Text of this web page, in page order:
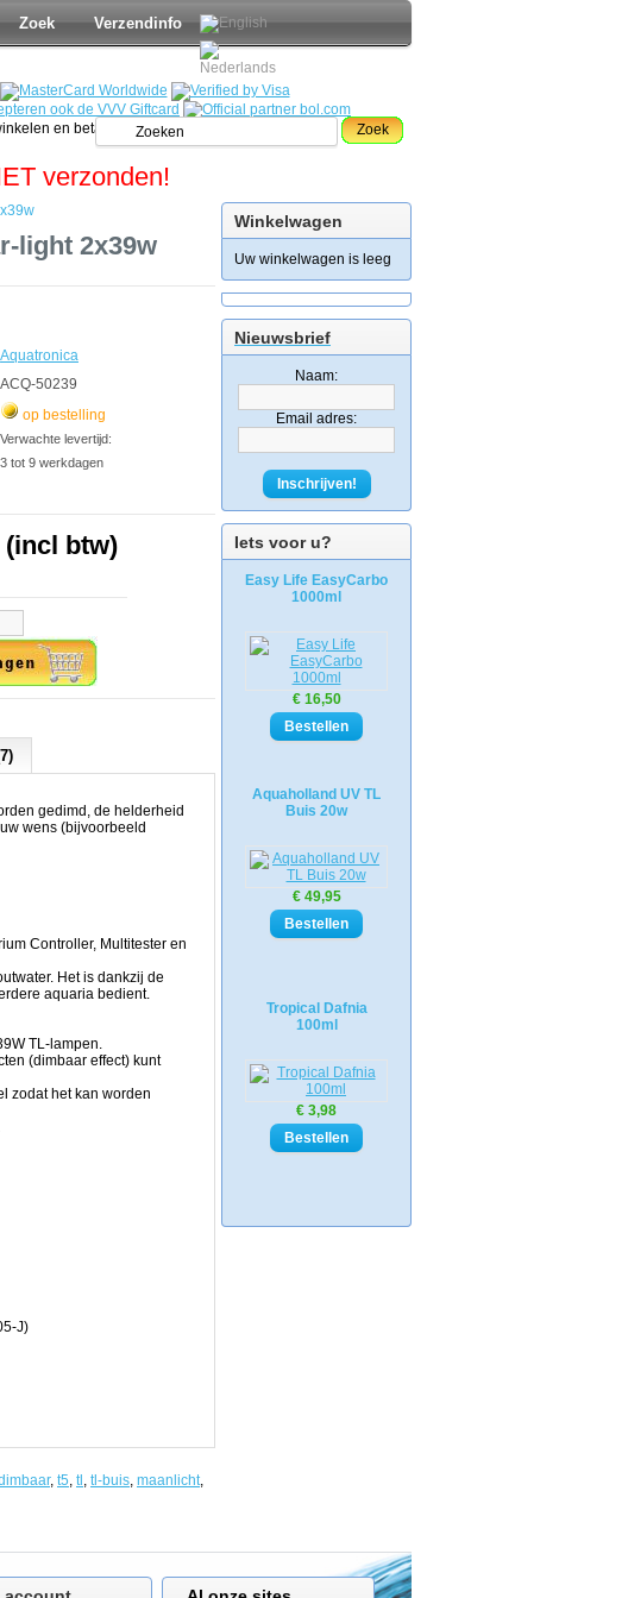
Zoek Verzendinfo
Zoek
verzonden!
Winkelwagen
Uw winkelwagen is leeg
Nieuwsbrief
Naam:
Email adres:
Inschrijven!
Iets voor u?
Easy Life EasyCarbo
1000ml
€ 16,50
Aquaholland UV TL
Buis 20w
€ 49,95
Tropical Dafnia
100ml
€ 3,98
light 2x39w
Aquatronica
ACQ-50239
op bestelling
Verwachte levertijd:
3 tot 9 werkdagen
(incl btw)
gedimd, de helderheid
wens (bijvoorbeeld
Controller, Multitester en
Het is dankzij de
aquaria bedient.
TL-lampen.
(dimbaar effect) kunt
zodat het kan worden
J)
, t5, tl , tl-buis, maanlicht,